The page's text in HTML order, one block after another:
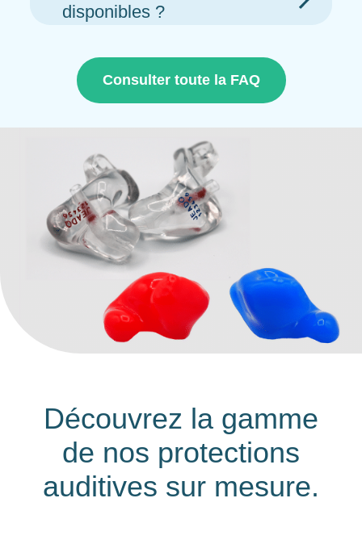
disponibles ?
Consulter toute la FAQ
Découvrez la gamme
de nos protections
auditives sur mesure.